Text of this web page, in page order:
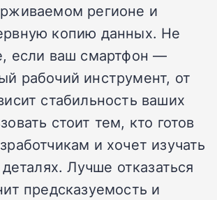
регионе и
копию данных. Не
если ваш смартфон —
рабочий инструмент, от
стабильность ваших
стоит тем, кто готов
и хочет изучать
Лучше отказаться
предсказуемость и